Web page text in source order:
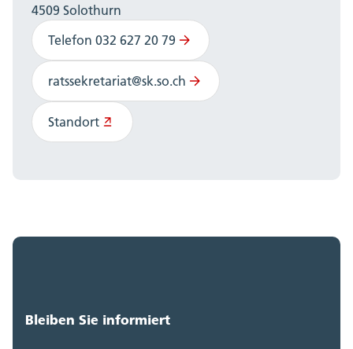
4509 Solothurn
Telefon 032 627 20 79
ratssekretariat@sk.so.ch
Standort
Bleiben Sie informiert